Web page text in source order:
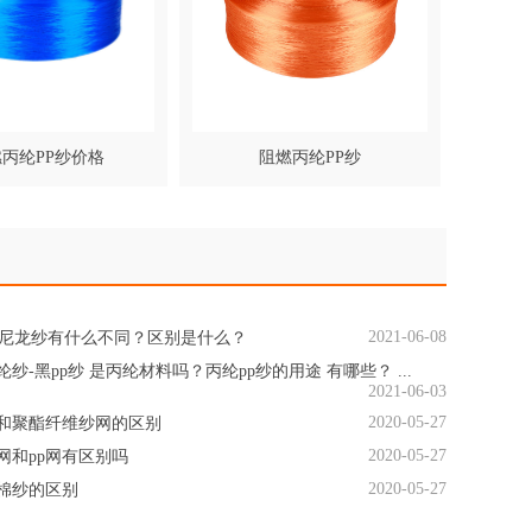
纶PP纱价格 阻燃丙纶PP纱
龙纱有什么不同？区别是什么？
2021-06-08
纱-黑pp纱 是丙纶材料吗？丙纶pp纱的用途 有哪些？ ...
2021-06-03
聚酯纤维纱网的区别
2020-05-27
和pp网有区别吗
2020-05-27
纱的区别
2020-05-27